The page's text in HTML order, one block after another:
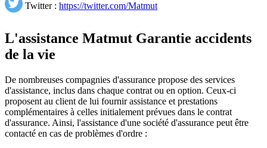
Twitter : https://twitter.com/Matmut
L'assistance Matmut Garantie accidents
de la vie
De nombreuses compagnies d'assurance propose des services
d'assistance, inclus dans chaque contrat ou en option. Ceux-ci
proposent au client de lui fournir assistance et prestations
complémentaires à celles initialement prévues dans le contrat
d'assurance. Ainsi, l'assistance d'une société d'assurance peut être
contacté en cas de problèmes d'ordre :